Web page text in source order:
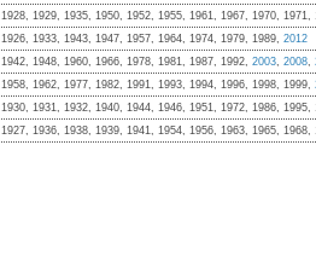
1928, 1929, 1935, 1950, 1952, 1955, 1961, 1967, 1970,
1926, 1933, 1943, 1947, 1957, 1964, 1974, 1979, 1989, 2012
1942, 1948, 1960, 1966, 1978, 1981, 1987, 1992, 2003, 2008,
1958, 1962, 1977, 1982, 1991, 1993, 1994, 1996, 1998, 1999,
1930, 1931, 1932, 1940, 1944, 1946, 1951, 1972, 1986,
1927, 1936, 1938, 1939, 1941, 1954, 1956, 1963, 1965, 1968,